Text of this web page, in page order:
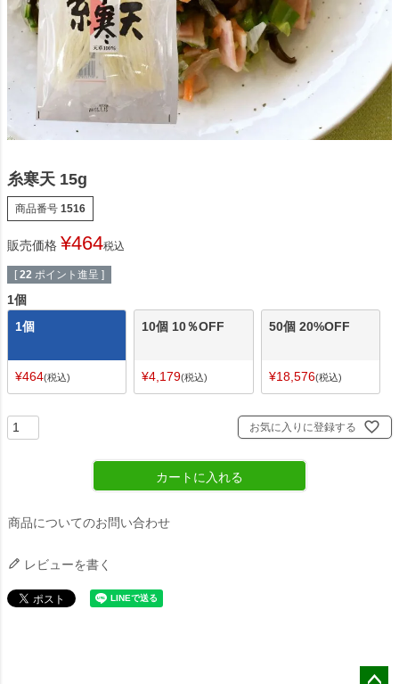
糸寒天 15g
商品番号 1516
販売価格 ¥464税込
[ 22 ポイント進呈 ]
1個
1個
¥464 税込
10個 10％OFF
¥4,179 税込
50個 20%OFF
¥18,576 税込
お気に入りに登録する
カートに入れる
商品についてのお問い合わせ
レビューを書く